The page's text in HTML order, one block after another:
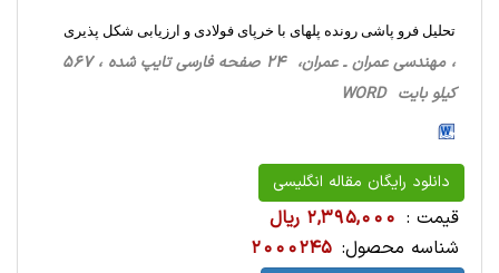
تحلیل فرو پاشی رونده پلهای با خرپای فولادی و ارزیابی شکل پذیری
، مهندسی عمران ـ عمران، 24 صفحه فارسی تایپ شده ، 567
کیلو بایت WORD
دانلود رایگان مقاله انگلیسی
قیمت : 2,395,000 ریال
شناسه محصول: 2000245